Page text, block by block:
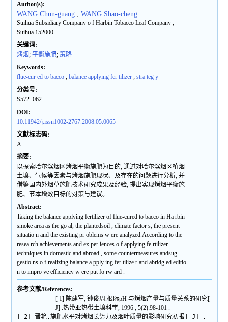
Author(s):
WANG Chun-guang ;WANG Shao-cheng
Suihua Subsidiary Company o f Harbin Tobacco Leaf Company ,
Suihua 152000
关键词:
烤烟;平衡施肥;策略
Keywords:
flue-cur ed to bacco ;balance applying fer tilizer ;stra teg y
分类号:
S572 .062
DOI:
10.11942/j.issn1002-2767.2008.05.0065
文献标志码:
A
摘要:
以探索哈尔滨烟区烤烟平衡施肥为目的, 通过对哈尔滨烟区植烟
土壤、气候等因素与烤烟施肥现状、及存在的问题进行分析, 并
借鉴国内外烟草施肥技术研究成果及经验, 提出实现烤烟平衡施
肥、节本增效目标的对策与建议。
Abstract:
Taking the balance applying fertilizer of flue-cured to bacco in Ha rbin
smoke area as the go al, the plantedsoil , climate factor s, the present
situatio n and the existing pr oblems w ere analyzed.According to the
resea rch achievements and ex per iences o f applying fe rtilizer
techniques in domestic and abroad , some countermeasures andsug
gestio ns o f realizing balance a pply ing fer tilize r and abridg ed editio
n to impro ve efficiency w ere put fo rw ard .
参考文献/References:
[ 1] 陈建军, 钟俊周.根际pH 与烤烟产量与质量关系的研究[
J] .热带亚热带土壤科学, 1996 , 5(2):98-101 .
[ 2] 晋艳.施肥水平对烤烟长势力及烟叶质量的影响研究初报[ J] .